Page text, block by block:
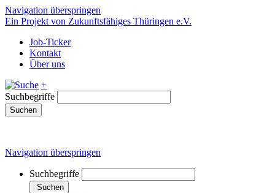
Navigation überspringen
Ein Projekt von Zukunftsfähiges Thüringen e.V.
Job-Ticker
Kontakt
Über uns
+
Suchbegriffe
Suchen
Navigation überspringen
Suchbegriffe
Suchen